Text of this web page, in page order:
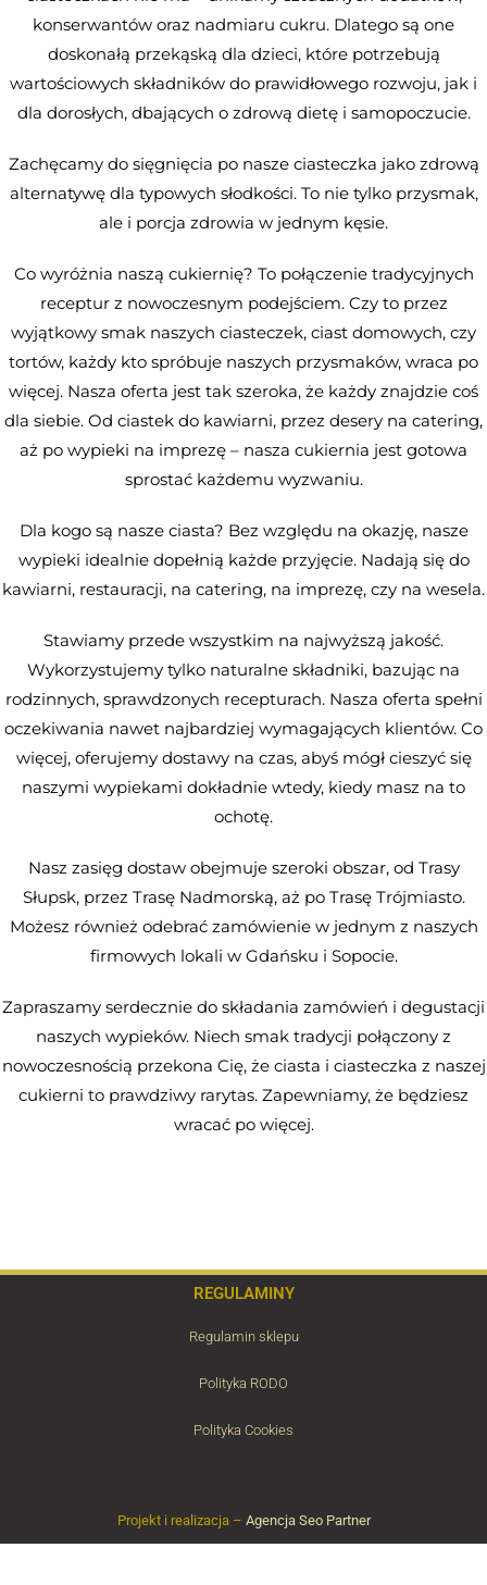
konserwantów oraz nadmiaru cukru. Dlatego są one
doskonałą przekąską dla dzieci, które potrzebują
wartościowych składników do prawidłowego rozwoju, jak i
dla dorosłych, dbających o zdrową dietę i samopoczucie.
Zachęcamy do sięgnięcia po nasze ciasteczka jako zdrową
alternatywę dla typowych słodkości. To nie tylko przysmak,
ale i porcja zdrowia w jednym kęsie.
Co wyróżnia naszą cukiernię? To połączenie tradycyjnych
receptur z nowoczesnym podejściem. Czy to przez
wyjątkowy smak naszych ciasteczek, ciast domowych, czy
tortów, każdy kto spróbuje naszych przysmaków, wraca po
więcej. Nasza oferta jest tak szeroka, że każdy znajdzie coś
dla siebie. Od ciastek do kawiarni, przez desery na catering,
aż po wypieki na imprezę – nasza cukiernia jest gotowa
sprostać każdemu wyzwaniu.
Dla kogo są nasze ciasta? Bez względu na okazję, nasze
wypieki idealnie dopełnią każde przyjęcie. Nadają się do
kawiarni, restauracji, na catering, na imprezę, czy na wesela.
Stawiamy przede wszystkim na najwyższą jakość.
Wykorzystujemy tylko naturalne składniki, bazując na
rodzinnych, sprawdzonych recepturach. Nasza oferta spełni
oczekiwania nawet najbardziej wymagających klientów. Co
więcej, oferujemy dostawy na czas, abyś mógł cieszyć się
naszymi wypiekami dokładnie wtedy, kiedy masz na to
ochotę.
Nasz zasięg dostaw obejmuje szeroki obszar, od Trasy
Słupsk, przez Trasę Nadmorską, aż po Trasę Trójmiasto.
Możesz również odebrać zamówienie w jednym z naszych
firmowych lokali w Gdańsku i Sopocie.
Zapraszamy serdecznie do składania zamówień i degustacji
naszych wypieków. Niech smak tradycji połączony z
nowoczesnością przekona Cię, że ciasta i ciasteczka z naszej
cukierni to prawdziwy rarytas. Zapewniamy, że będziesz
wracać po więcej.
REGULAMINY
Regulamin sklepu
Polityka RODO
Polityka Cookies
Projekt i realizacja – Agencja Seo Partner